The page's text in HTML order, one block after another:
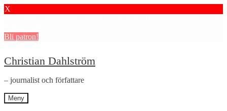
X
Bli patron!
Hoppa
till
navigering
Hoppa
till
innehåll
Christian Dahlström
– journalist och författare
Meny